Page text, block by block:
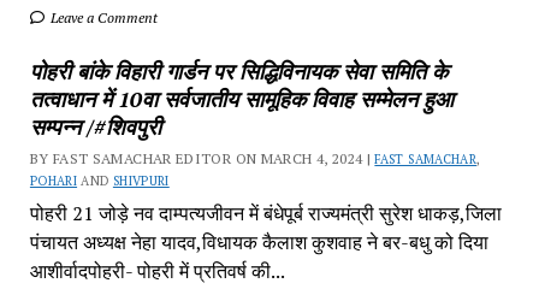
Leave a Comment
पोहरी बांके विहारी गार्डन पर सिद्धिविनायक सेवा समिति के
तत्वाधान में 10वा सर्वजातीय सामूहिक विवाह सम्मेलन हुआ
सम्पन्न /#शिवपुरी
BY FAST SAMACHAR EDITOR ON MARCH 4, 2024 |FAST SAMACHAR,
POHARI AND SHIVPURI
पोहरी 21 जोड़े नव दाम्पत्यजीवन में बंधेपूर्ब राज्यमंत्री सुरेश धाकड़,जिला
पंचायत अध्यक्ष नेहा यादव,विधायक कैलाश कुशवाह ने बर-बधु को दिया
आशीर्वादपोहरी- पोहरी में प्रतिवर्ष की...